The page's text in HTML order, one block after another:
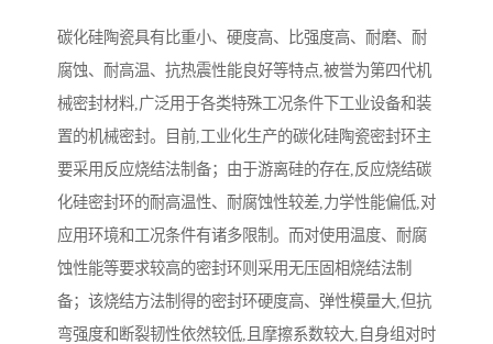
碳化硅陶瓷具有比重小、硬度高、比强度高、耐磨、耐
腐蚀、耐高温、抗热震性能良好等特点,被誉为第四代机
械密封材料,广泛用于各类特殊工况条件下工业设备和装
置的机械密封。目前,工业化生产的碳化硅陶瓷密封环主
要采用反应烧结法制备；由于游离硅的存在,反应烧结碳
化硅密封环的耐高温性、耐腐蚀性较差,力学性能偏低,对
应用环境和工况条件有诸多限制。而对使用温度、耐腐
蚀性能等要求较高的密封环则采用无压固相烧结法制
备；该烧结方法制得的密封环硬度高、弹性模量大,但抗
弯强度和断裂韧性依然较低,且摩擦系数较大,自身组对时